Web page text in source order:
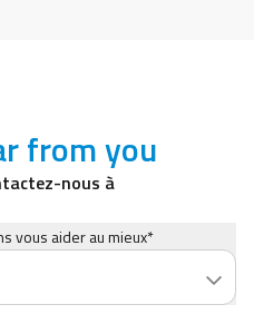
from you
nous à
vous aider au mieux*